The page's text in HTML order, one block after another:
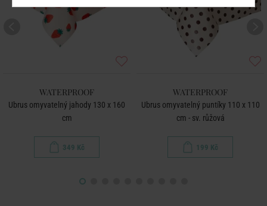
WATERPROOF
Ubrus omyvatelný jahody 130 x 160
cm
349 Kč
WATERPROOF
Ubrus omyvatelný puntíky 110 x 110
cm - sv. růžová
199 Kč